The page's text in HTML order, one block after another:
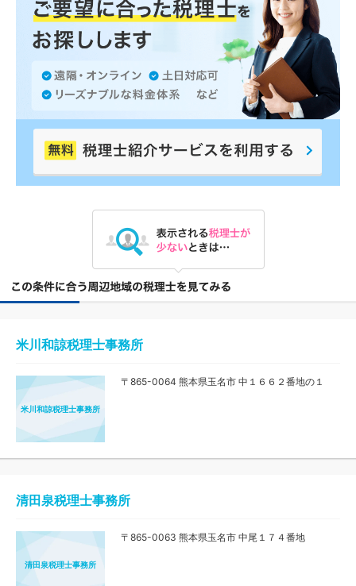
米川和諒税理士事務所
米川和諒税理士事務所
〒865-0064 熊本県玉名市 中１６６２番地の１
清田泉税理士事務所
清田泉税理士事務所
〒865-0063 熊本県玉名市 中尾１７４番地